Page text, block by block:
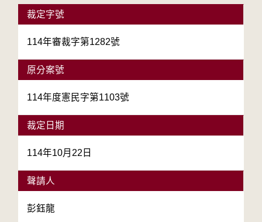
裁定字號
114年審裁字第1282號
原分案號
114年度憲民字第1103號
裁定日期
114年10月22日
聲請人
彭鈺龍